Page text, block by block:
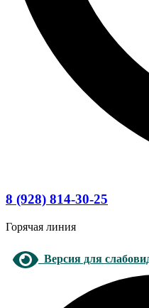
8 (928) 814-30-25
Горячая линия
Версия для